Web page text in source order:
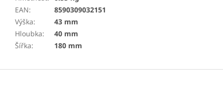
EAN:
8590309032151
Výška:
43 mm
Hloubka:
40 mm
Šířka: 180 mm
Z